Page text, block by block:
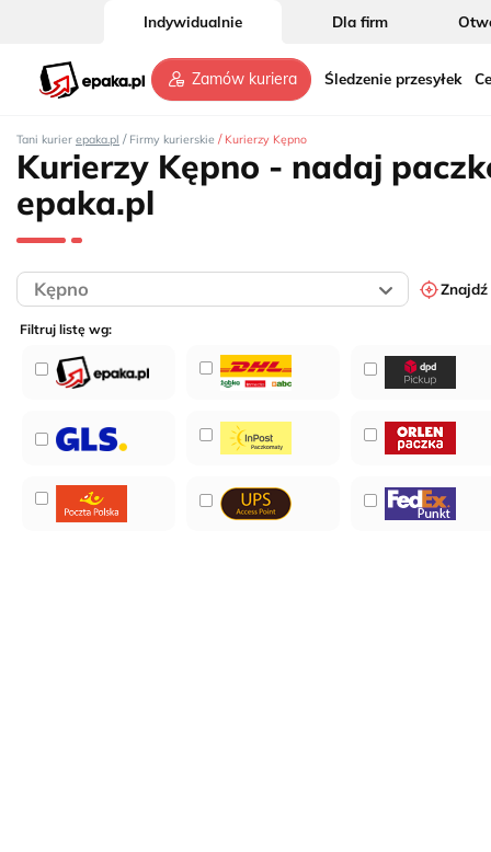
Indywidualnie Dla firm
Zamów kuriera Śledzenie przesyłek
Tani kurier epaka.pl / Firmy kurierskie / Kurierzy Kępno
Kurierzy Kępno - nadaj
epaka.pl
Filtruj listę wg: